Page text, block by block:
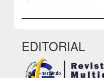
EDITORIAL